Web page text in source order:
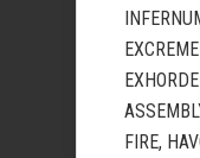
FIRE,